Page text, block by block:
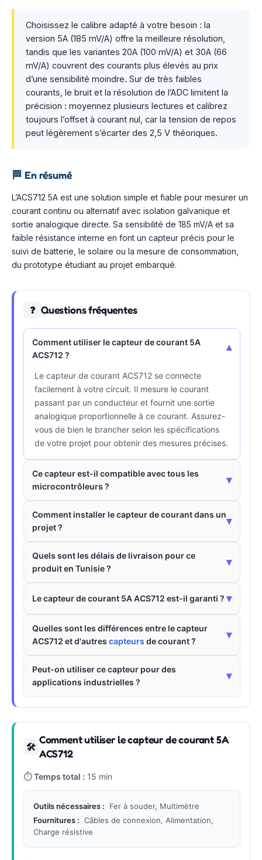
Choisissez le calibre adapté à votre besoin : la
version 5A (185 mV/A) offre la meilleure résolution,
tandis que les variantes 20A (100 mV/A) et 30A (66
mV/A) couvrent des courants plus élevés au prix
d’une sensibilité moindre. Sur de très faibles
courants, le bruit et la résolution de l’ADC limitent la
précision : moyennez plusieurs lectures et calibrez
toujours l’offset à courant nul, car la tension de repos
peut légèrement s’écarter des 2,5 V théoriques.
🏁 En résumé
L’ACS712 5A est une solution simple et fiable pour mesurer un
courant continu ou alternatif avec isolation galvanique et
sortie analogique directe. Sa sensibilité de 185 mV/A et sa
faible résistance interne en font un capteur précis pour le
suivi de batterie, le solaire ou la mesure de consommation,
du prototype étudiant au projet embarqué.
❓ Questions fréquentes
Comment utiliser le capteur de courant 5A
ACS712 ?
▾
Le capteur de courant ACS712 se connecte
facilement à votre circuit. Il mesure le courant
passant par un conducteur et fournit une sortie
analogique proportionnelle à ce courant. Assurez-
vous de bien le brancher selon les spécifications
de votre projet pour obtenir des mesures précises.
Ce capteur est-il compatible avec tous les
microcontrôleurs ?
▾
Comment installer le capteur de courant dans un
projet ?
▾
Quels sont les délais de livraison pour ce
produit en Tunisie ?
▾
Le capteur de courant 5A ACS712 est-il garanti ? ▾
Quelles sont les différences entre le capteur
ACS712 et d'autres capteurs de courant ?
▾
Peut-on utiliser ce capteur pour des
applications industrielles ?
▾
🛠
Comment utiliser le capteur de courant 5A
ACS712
⏱Temps total : 15 min
Outils nécessaires :
Fer à souder, Multimètre
Fournitures : Câbles de connexion, Alimentation,
Charge résistive